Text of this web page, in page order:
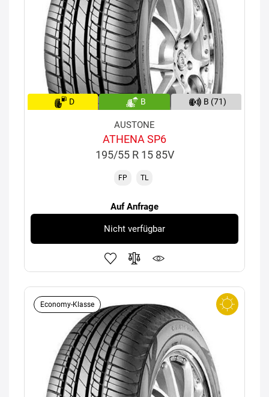
D B B (71)
AUSTONE
ATHENA SP6
195/55 R 15 85V
FP TL
Auf Anfrage
Nicht verfügbar
Economy-Klasse